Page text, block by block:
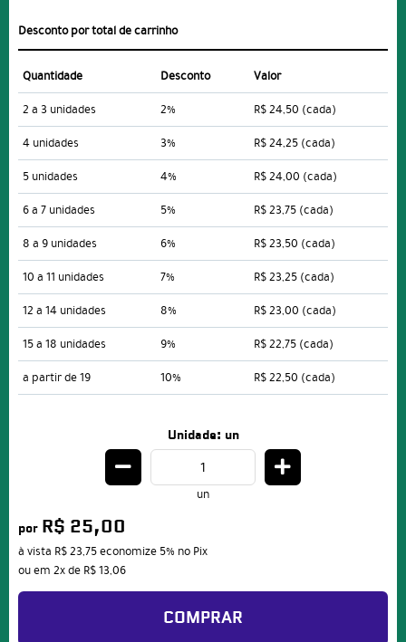
Desconto por total de carrinho
Quantidade Desconto
Valor
2 a 3 unidades
2% R$ 24,50 (cada)
4 unidades
3% R$ 24,25 (cada)
5 unidades
4% R$ 24,00 (cada)
6 a 7 unidades
5% R$ 23,75 (cada)
8 a 9 unidades
6% R$ 23,50 (cada)
10 a 11 unidades
7% R$ 23,25 (cada)
12 a 14 unidades
8% R$ 23,00 (cada)
15 a 18 unidades
9% R$ 22,75 (cada)
a partir de 19
10% R$ 22,50 (cada)
Unidade: un
un
por R$ 25,00
à vista R$ 23,75economize 5% no Pix
ou em 2xde R$ 13,06
COMPRAR